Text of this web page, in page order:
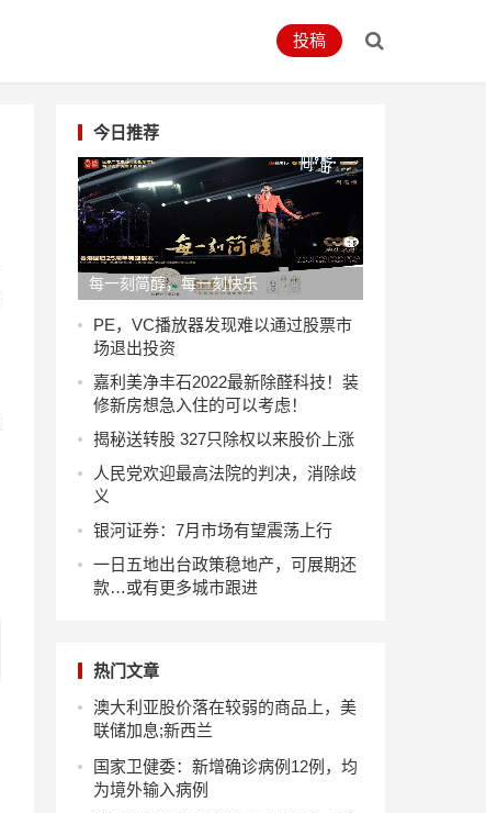
投稿
今日推荐
每一刻简醇，每一刻快乐
PE，VC播放器发现难以通过股票市
场退出投资
嘉利美净丰石2022最新除醛科技！装
修新房想急入住的可以考虑！
揭秘送转股 327只除权以来股价上涨
人民党欢迎最高法院的判决，消除歧
义
银河证券：7月市场有望震荡上行
一日五地出台政策稳地产，可展期还
款…或有更多城市跟进
热门文章
澳大利亚股价落在较弱的商品上，美
联储加息;新西兰
国家卫健委：新增确诊病例12例，均
为境外输入病例